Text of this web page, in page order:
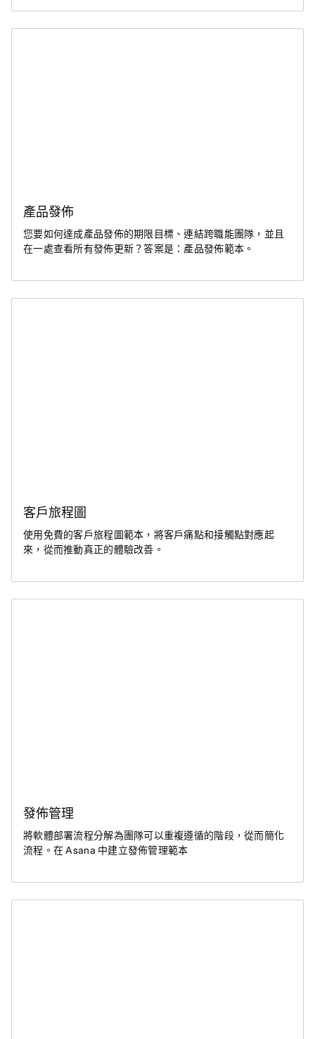
產品發佈
您要如何達成產品發佈的期限目標、連結跨職能團隊，並且
在一處查看所有發佈更新？答案是：產品發佈範本。
客戶旅程圖
使用免費的客戶旅程圖範本，將客戶痛點和接觸點對應起
來，從而推動真正的體驗改善。
發佈管理
將軟體部署流程分解為團隊可以重複遵循的階段，從而簡化
流程。在 Asana 中建立發佈管理範本